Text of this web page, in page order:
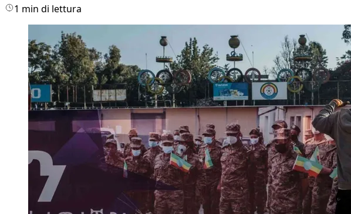
1 min di lettura